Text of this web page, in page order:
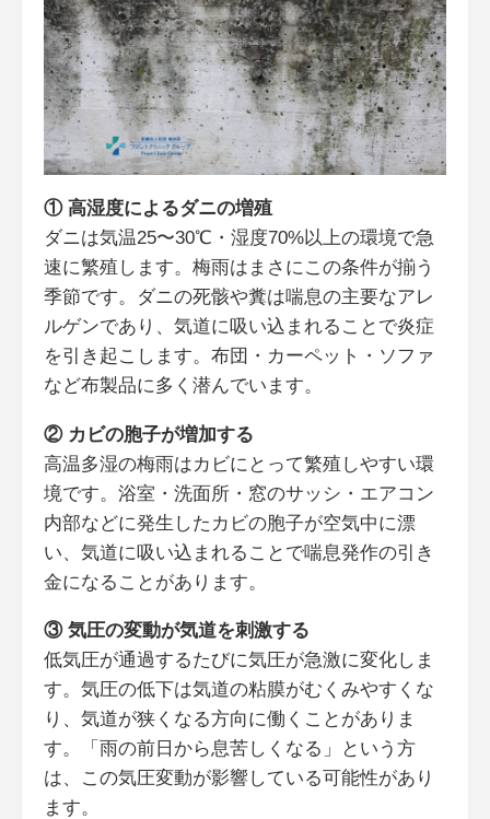
① 高湿度によるダニの増殖
ダニは気温25〜30℃・湿度70%以上の環境で急
速に繁殖します。梅雨はまさにこの条件が揃う
季節です。ダニの死骸や糞は喘息の主要なアレ
ルゲンであり、気道に吸い込まれることで炎症
を引き起こします。布団・カーペット・ソファ
など布製品に多く潜んでいます。
② カビの胞子が増加する
高温多湿の梅雨はカビにとって繁殖しやすい環
境です。浴室・洗面所・窓のサッシ・エアコン
内部などに発生したカビの胞子が空気中に漂
い、気道に吸い込まれることで喘息発作の引き
金になることがあります。
③ 気圧の変動が気道を刺激する
低気圧が通過するたびに気圧が急激に変化しま
す。気圧の低下は気道の粘膜がむくみやすくな
り、気道が狭くなる方向に働くことがありま
す。「雨の前日から息苦しくなる」という方
は、この気圧変動が影響している可能性があり
ます。